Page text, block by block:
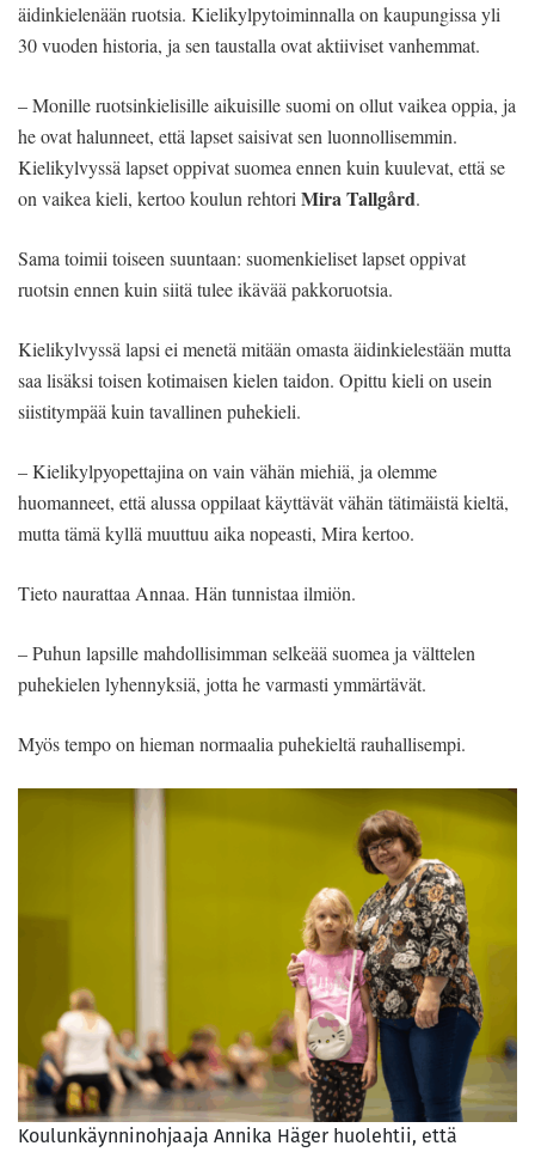
äidinkielenään ruotsia. Kielikylpytoiminnalla on kaupungissa yli
30 vuoden historia, ja sen taustalla ovat aktiiviset vanhemmat.
– Monille ruotsinkielisille aikuisille suomi on ollut vaikea oppia, ja
he ovat halunneet, että lapset saisivat sen luonnollisemmin.
Kielikylvyssä lapset oppivat suomea ennen kuin kuulevat, että se
on vaikea kieli, kertoo koulun rehtoriMira Tallgård.
Sama toimii toiseen suuntaan: suomenkieliset lapset oppivat
ruotsin ennen kuin siitä tulee ikävää pakkoruotsia.
Kielikylvyssä lapsi ei menetä mitään omasta äidinkielestään mutta
saa lisäksi toisen kotimaisen kielen taidon. Opittu kieli on usein
siistitympää kuin tavallinen puhekieli.
– Kielikylpyopettajina on vain vähän miehiä, ja olemme
huomanneet, että alussa oppilaat käyttävät vähän tätimäistä kieltä,
mutta tämä kyllä muuttuu aika nopeasti, Mira kertoo.
Tieto naurattaa Annaa. Hän tunnistaa ilmiön.
– Puhun lapsille mahdollisimman selkeää suomea ja välttelen
puhekielen lyhennyksiä, jotta he varmasti ymmärtävät.
Myös tempo on hieman normaalia puhekieltä rauhallisempi.
Koulunkäynninohjaaja Annika Häger huolehtii, että